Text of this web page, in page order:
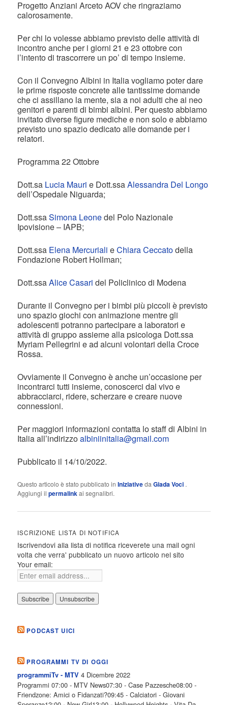
Progetto Anziani Arceto AOV che ringraziamo
calorosamente.
Per chi lo volesse abbiamo previsto delle attività di
incontro anche per i giorni 21 e 23 ottobre con
l’intento di trascorrere un po’ di tempo insieme.
Con il Convegno Albini in Italia vogliamo poter dare
le prime risposte concrete alle tantissime domande
che ci assillano la mente, sia a noi adulti che ai neo
genitori e parenti di bimbi albini. Per questo abbiamo
invitato diverse figure mediche e non solo e abbiamo
previsto uno spazio dedicato alle domande per i
relatori.
Programma 22 Ottobre
Dott.sa Lucia Mauri e Dott.ssaAlessandra Del Longo
dell’Ospedale Niguarda;
Dott.ssaSimona Leonedel Polo Nazionale
Ipovisione – IAPB;
Dott.ssa Elena Mercuriali eChiara Ceccatodella
Fondazione Robert Hollman;
Dott.ssaAlice Casari del Policlinico di Modena
Durante il Convegno per i bimbi più piccoli è previsto
uno spazio giochi con animazione mentre gli
adolescenti potranno partecipare a laboratori e
attività di gruppo assieme alla psicologa Dott.ssa
Myriam Pellegrini e ad alcuni volontari della Croce
Rossa.
Ovviamente il Convegno è anche un’occasione per
incontrarci tutti insieme, conoscerci dal vivo e
abbracciarci, ridere, scherzare e creare nuove
connessioni.
Per maggiori informazioni contatta lo staff di Albini in
Italia all’indirizzoalbiniinitalia@gmail.com
Pubblicato il 14/10/2022.
Questo articolo è stato pubblicato inIniziativedaGiada Voci .
Aggiungi ilpermalinkai segnalibri.
ISCRIZIONE LISTA DI NOTIFICA
Iscrivendovi alla lista di notifica riceverete una mail ogni
volta che verra' pubblicato un nuovo articolo nel sito
Your email:
PODCAST UICI
PROGRAMMI TV DI OGGI
programmiTv - MTV 4 Dicembre 2022
Programmi 07:00 - MTV News07:30 - Case Pazzesche08:00 -
Friendzone: Amici o Fidanzati?09:45 - Calciatori - Giovani